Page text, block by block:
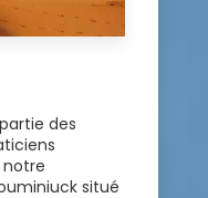
des
notre
situé